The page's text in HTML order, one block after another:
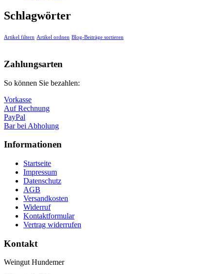
Schlagwörter
Artikel filtern Artikel ordnen Blog-Beiträge sortieren
Zahlungsarten
So können Sie bezahlen:
Vorkasse
Auf Rechnung
PayPal
Bar bei Abholung
Informationen
Startseite
Impressum
Datenschutz
AGB
Versandkosten
Widerruf
Kontaktformular
Vertrag widerrufen
Kontakt
Weingut Hundemer